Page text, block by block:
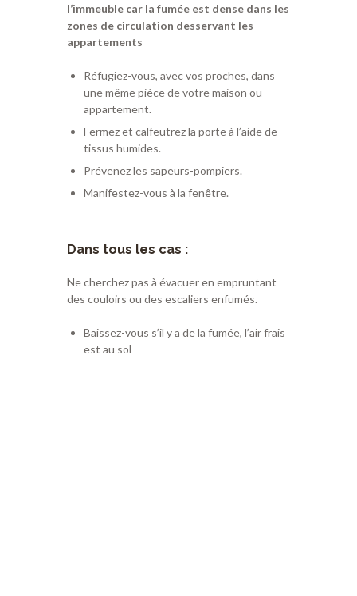
l’immeuble car la fumée est dense dans les
zones de circulation desservant les
appartements
Réfugiez-vous, avec vos proches, dans
une même pièce de votre maison ou
appartement.
Fermez et calfeutrez la porte à l’aide de
tissus humides.
Prévenez les sapeurs-pompiers.
Manifestez-vous à la fenêtre.
Dans tous les cas :
Ne cherchez pas à évacuer en empruntant
des couloirs ou des escaliers enfumés.
Baissez-vous s’il y a de la fumée, l’air frais
est au sol